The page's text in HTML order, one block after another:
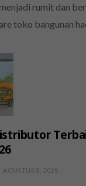
rumit dan
toko bangunan
AGUSTUS 8, 2025